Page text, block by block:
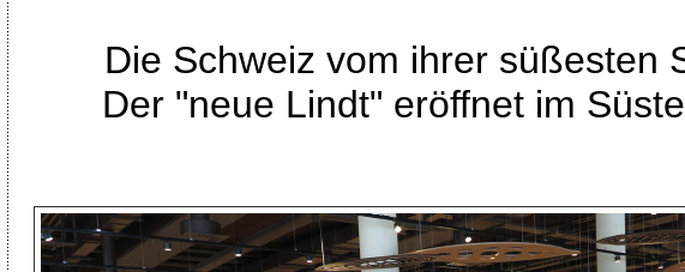
Die Schweiz vom ihrer süßesten
Der "neue Lindt" eröffnet im